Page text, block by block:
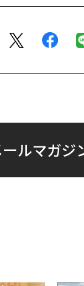
ルマガジ